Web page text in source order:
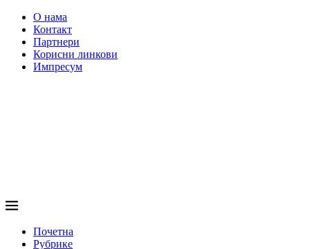
О нама
Контакт
Партнери
Корисни линкови
Импресум
Почетна
Рубрике